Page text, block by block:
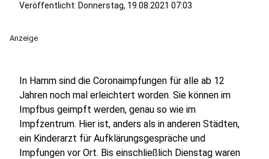
Veröffentlicht: Donnerstag, 19.08.2021 07:03
Anzeige
In Hamm sind die Coronaimpfungen für alle ab 12
Jahren noch mal erleichtert worden. Sie können im
Impfbus geimpft werden, genau so wie im
Impfzentrum. Hier ist, anders als in anderen Städten,
ein Kinderarzt für Aufklärungsgespräche und
Impfungen vor Ort. Bis einschließlich Dienstag waren